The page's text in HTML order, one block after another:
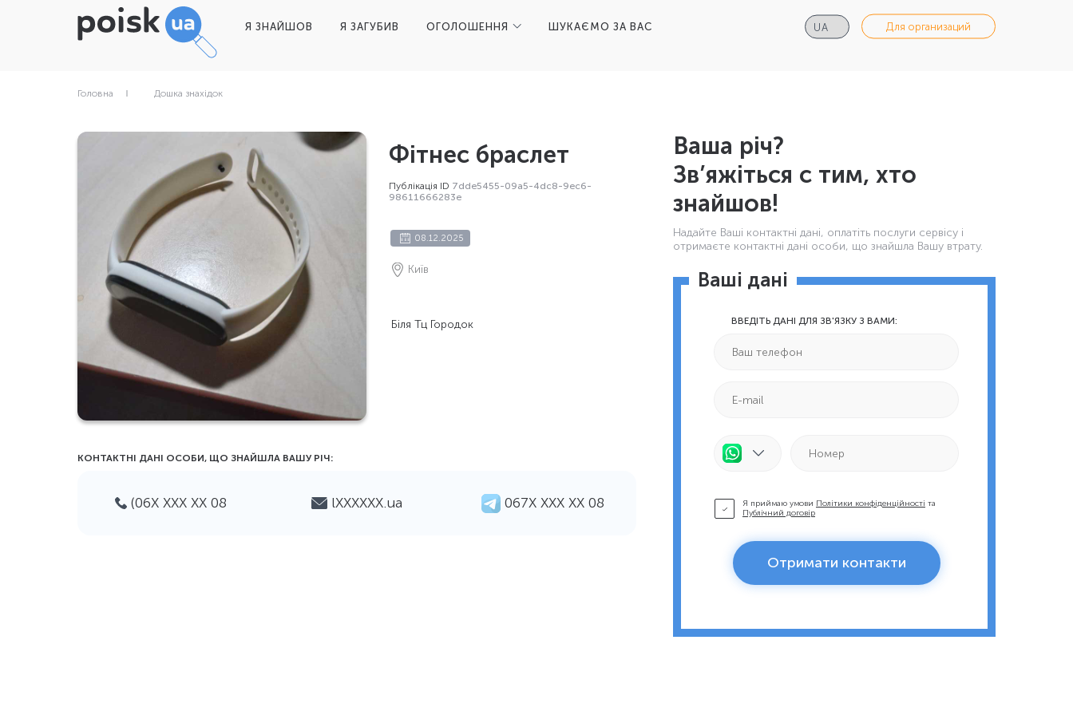
Я ЗНАЙШОВ Я ЗАГУБИВ ОГОЛОШЕННЯ ШУКАЄМО ЗА ВАС Для организаций
Головна Дошка знахідок
Фітнес браслет
Публікація ID 7dde5455-09a5-4dc8-9ec6-
98611666283e
08.12.2025
Київ
Біля Тц Городок
КОНТАКТНІ ДАНІ ОСОБИ, ЩО ЗНАЙШЛА ВАШУ РIЧ:
(06Х ХХХ ХХ 08 lХХХХХХ.ua 067Х ХХХ ХХ 08
Ваша річ?
Зв’яжіться с тим, хто
знайшов!
Надайте Ваші контактнi дані, оплатіть послуги сервісу і
отримаєте контактні дані особи, що знайшла Вашу втрату.
Ваші дані
ВВЕДІТЬ ДАНІ ДЛЯ ЗВ'ЯЗКУ З ВАМИ:
Я приймаю умови Політики конфіденційності та
Публічний договір
Отримати контакти